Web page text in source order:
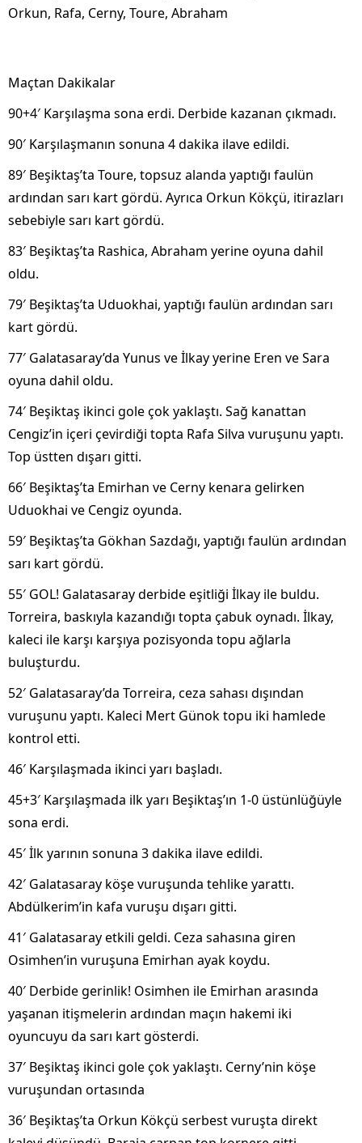
Orkun, Rafa, Cerny, Toure, Abraham
Maçtan Dakikalar
90+4′ Karşılaşma sona erdi. Derbide kazanan çıkmadı.
90′ Karşılaşmanın sonuna 4 dakika ilave edildi.
89′ Beşiktaş’ta Toure, topsuz alanda yaptığı faulün
ardından sarı kart gördü. Ayrıca Orkun Kökçü, itirazları
sebebiyle sarı kart gördü.
83′ Beşiktaş’ta Rashica, Abraham yerine oyuna dahil
oldu.
79′ Beşiktaş’ta Uduokhai, yaptığı faulün ardından sarı
kart gördü.
77′ Galatasaray’da Yunus veİlkay yerine Eren ve Sara
oyuna dahil oldu.
74′ Beşiktaş ikinci goleçok yaklaştı. Sağ kanattan
Cengiz’in içeri çevirdiği topta Rafa Silva vuruşunu yaptı.
Top üstten dışarı gitti.
66′ Beşiktaş’ta Emirhan ve Cerny kenara gelirken
Uduokhai ve Cengiz oyunda.
59′ Beşiktaş’ta Gökhan Sazdağı, yaptığı faulün ardından
sarı kart gördü.
55′ GOL! Galatasaray derbide eşitliği İlkay ile buldu.
Torreira, baskıyla kazandığı topta çabuk oynadı. İlkay,
kaleci ile karşı karşıya pozisyonda topu ağlarla
buluşturdu.
52′ Galatasaray’da Torreira, ceza sahası dışından
vuruşunu yaptı. Kaleci Mert Günok topu iki hamlede
kontrol etti.
46′ Karşılaşmada ikinci yarı başladı.
45+3′ Karşılaşmada ilk yarı Beşiktaş’ın 1-0 üstünlüğüyle
sona erdi.
45′İlk yarının sonuna 3 dakika ilave edildi.
42′ Galatasaray köşe vuruşunda tehlike yarattı.
Abdülkerim’in kafa vuruşu dışarı gitti.
41′ Galatasaray etkili geldi. Ceza sahasına giren
Osimhen’in vuruşuna Emirhan ayak koydu.
40′ Derbide gerinlik! Osimhen ile Emirhan arasında
yaşanan itişmelerin ardından maçın hakemi iki
oyuncuyu da sarı kart gösterdi.
37′ Beşiktaş ikinci goleçok yaklaştı. Cerny’nin köşe
vuruşundan ortasında
36′ Beşiktaş’ta Orkun Kökçü serbest vuruşta direkt